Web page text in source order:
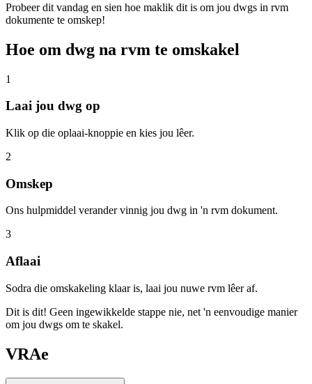
Probeer dit vandag en sien hoe maklik dit is om jou dwgs in rvm
dokumente te omskep!
Hoe om dwg na rvm te omskakel
1
Laai jou dwg op
Klik op die oplaai-knoppie en kies jou lêer.
2
Omskep
Ons hulpmiddel verander vinnig jou dwg in 'n rvm dokument.
3
Aflaai
Sodra die omskakeling klaar is, laai jou nuwe rvm lêer af.
Dit is dit! Geen ingewikkelde stappe nie, net 'n eenvoudige manier
om jou dwgs om te skakel.
VRAe